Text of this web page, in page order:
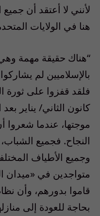
لأنني لا أعتقد أن
هنا في الولايات
“هناك حقيقة مهمة
بالإسلاميين لم
فلقد قفزوا على
كانون الثاني/ يناير بعد
موجتها، عندما شعروا
النجاح. فجميع الشباب،
وجميع الأطياف
متواجدين في «ميدان
قاموا بدورهم، وأن
بحاجة للعودة إلى